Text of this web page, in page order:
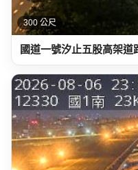
300 公尺
國道一號汐止五股高架